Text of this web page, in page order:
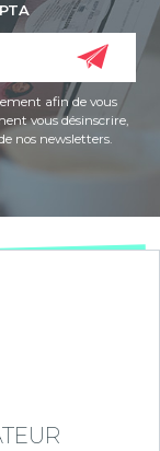
afin de vous
vous désinscrire,
nos newsletters.